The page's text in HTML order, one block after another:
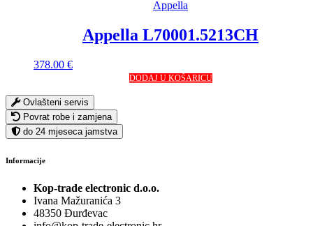
Appella
Appella L70001.5213CH
378.00 €
DODAJ U KOŠARICU
Ovlašteni servis
Povrat robe i zamjena
do 24 mjeseca jamstva
Informacije
Kop-trade electronic d.o.o.
Ivana Mažuranića 3
48350 Đurđevac